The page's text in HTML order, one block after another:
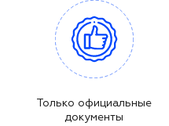
Только официальные
документы